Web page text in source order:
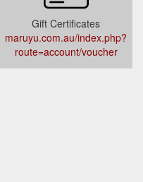
Gift Certificates
maruyu.com.au/index.php?
route=account/voucher